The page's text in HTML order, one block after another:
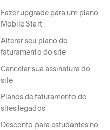
Fazer upgrade para um plano
Mobile Start
Alterar seu plano de
faturamento do site
Cancelar sua assinatura do
site
Planos de faturamento de
sites legados
Desconto para estudantes no